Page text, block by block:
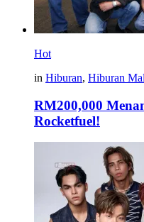
Hot
in Hiburan, Hiburan
RM200,000
Rocketfuel!